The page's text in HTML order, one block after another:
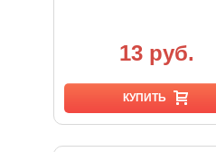
13 руб.
КУПИТЬ